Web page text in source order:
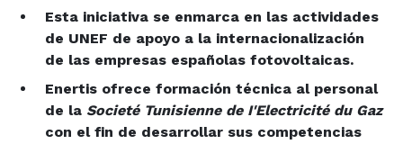
Esta iniciativa se enmarca en las actividades
de UNEF de apoyo a la internacionalización
de las empresas españolas fotovoltaicas.
Enertis ofrece formación técnica al personal
de la Societé Tunisienne de I'Electricité du Gaz
con el fin de desarrollar sus competencias